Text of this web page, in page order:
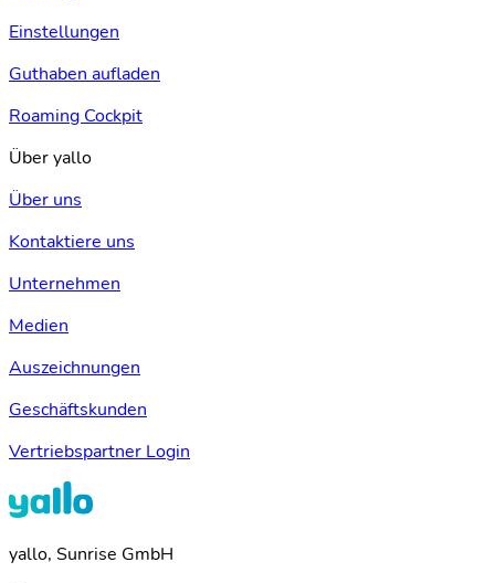
Einstellungen
Guthaben aufladen
Roaming Cockpit
Über yallo
Über uns
Kontaktiere uns
Unternehmen
Medien
Auszeichnungen
Geschäftskunden
Vertriebspartner Login
yallo, Sunrise GmbH